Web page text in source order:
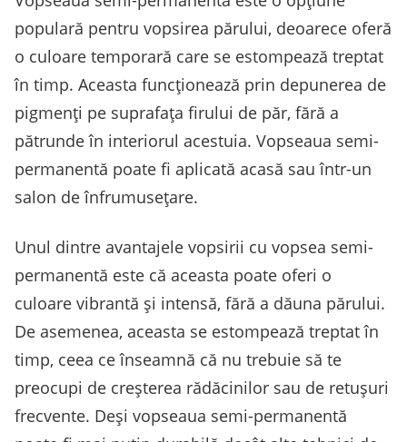
populară pentru vopsirea părului, deoarece oferă
o culoare temporară care se estompează treptat
în timp. Aceasta funcționează prin depunerea de
pigmenți pe suprafața firului de păr, fără a
pătrunde în interiorul acestuia. Vopseaua semi-
permanentă poate fi aplicată acasă sau într-un
salon de înfrumusețare.
Unul dintre avantajele vopsirii cu vopsea semi-
permanentă este că aceasta poate oferi o
culoare vibrantă și intensă, fără a dăuna părului.
De asemenea, aceasta se estompează treptat în
timp, ceea ce înseamnă că nu trebuie să te
preocupi de creșterea rădăcinilor sau de retușuri
frecvente. Deși vopseaua semi-permanentă